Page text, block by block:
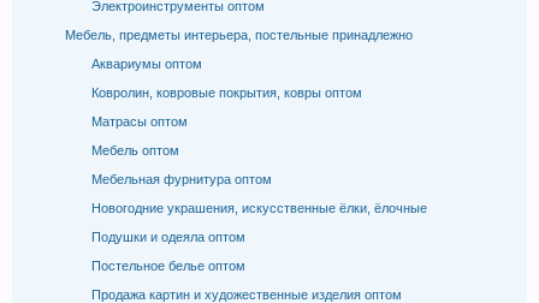
Электроинструменты оптом
Мебель, предметы интерьера, постельные принадлежно
Аквариумы оптом
Ковролин, ковровые покрытия, ковры оптом
Матрасы оптом
Мебель оптом
Мебельная фурнитура оптом
Новогодние украшения, искусственные ёлки, ёлочные
Подушки и одеяла оптом
Постельное белье оптом
Продажа картин и художественные изделия оптом